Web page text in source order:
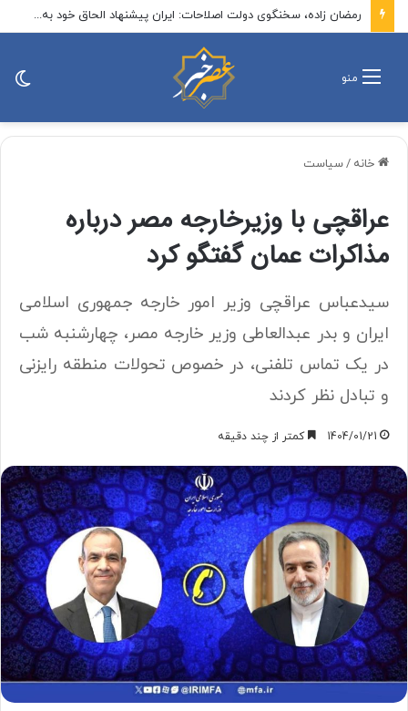
رمضان زاده، سخنگوی دولت اصلاحات: ایران پیشنهاد الحاق خود به توافق مکه را مطرح کند / الان زمان پیشنهاد یک پیمان منطقه‌ای بدون اسرائیل است
منو
خانه /سیاست
عراقچی با وزیرخارجه مصر درباره
مذاکرات عمان گفتگو کرد
سیدعباس عراقچی وزیر امور خارجه جمهوری اسلامی
ایران و بدر عبدالعاطی وزیر خارجه مصر، چهارشنبه شب
در یک تماس تلفنی، در خصوص تحولات منطقه رایزنی
و تبادل نظر کردند
1404/01/21 کمتر از چند دقیقه